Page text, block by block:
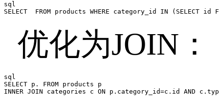
sql
SELECT  FROM products WHERE category_id IN (SELECT id
优化为JOIN ：
sql
SELECT p. FROM products p
INNER JOIN categories c ON p.category_id=c.id AND